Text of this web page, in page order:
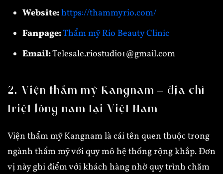
Website:https://thammyrio.com/
Fanpage:Thẩm mỹ Rio Beauty Clinic
Email:Telesale.riostudio1@gmail.com
2. Viện thẩm mỹ Kangnam – địa chỉ
triệt lông nam tại Việt Nam
Viện thẩm mỹ Kangnam là cái tên quen thuộc trong
ngành thẩm mỹ với quy mô hệ thống rộng khắp. Đơn
vị này ghi điểm với khách hàng nhờ quy trình chăm